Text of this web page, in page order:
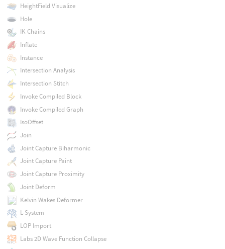
HeightField Visualize
Hole
IK Chains
Inflate
Instance
Intersection Analysis
Intersection Stitch
Invoke Compiled Block
Invoke Compiled Graph
IsoOffset
Join
Joint Capture Biharmonic
Joint Capture Paint
Joint Capture Proximity
Joint Deform
Kelvin Wakes Deformer
L-System
LOP Import
Labs 2D Wave Function Collapse